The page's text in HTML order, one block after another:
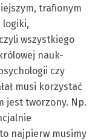
trafionym
logiki,
wszystkiego
nauk-
czy
musi korzystać
jest tworzony. Np.
najpierw musimy